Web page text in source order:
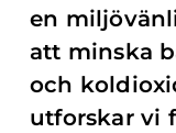
en
att minska
och
utforskar vi